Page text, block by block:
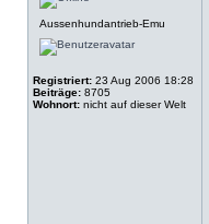
Aussenhundantrieb-Emu
Registriert: 23 Aug 2006 18:28
Beiträge: 8705
Wohnort: nicht auf dieser Welt